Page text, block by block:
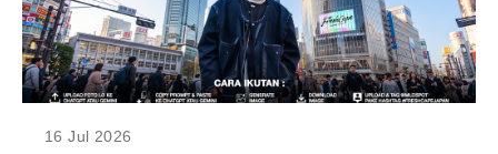
16 Jul 2026